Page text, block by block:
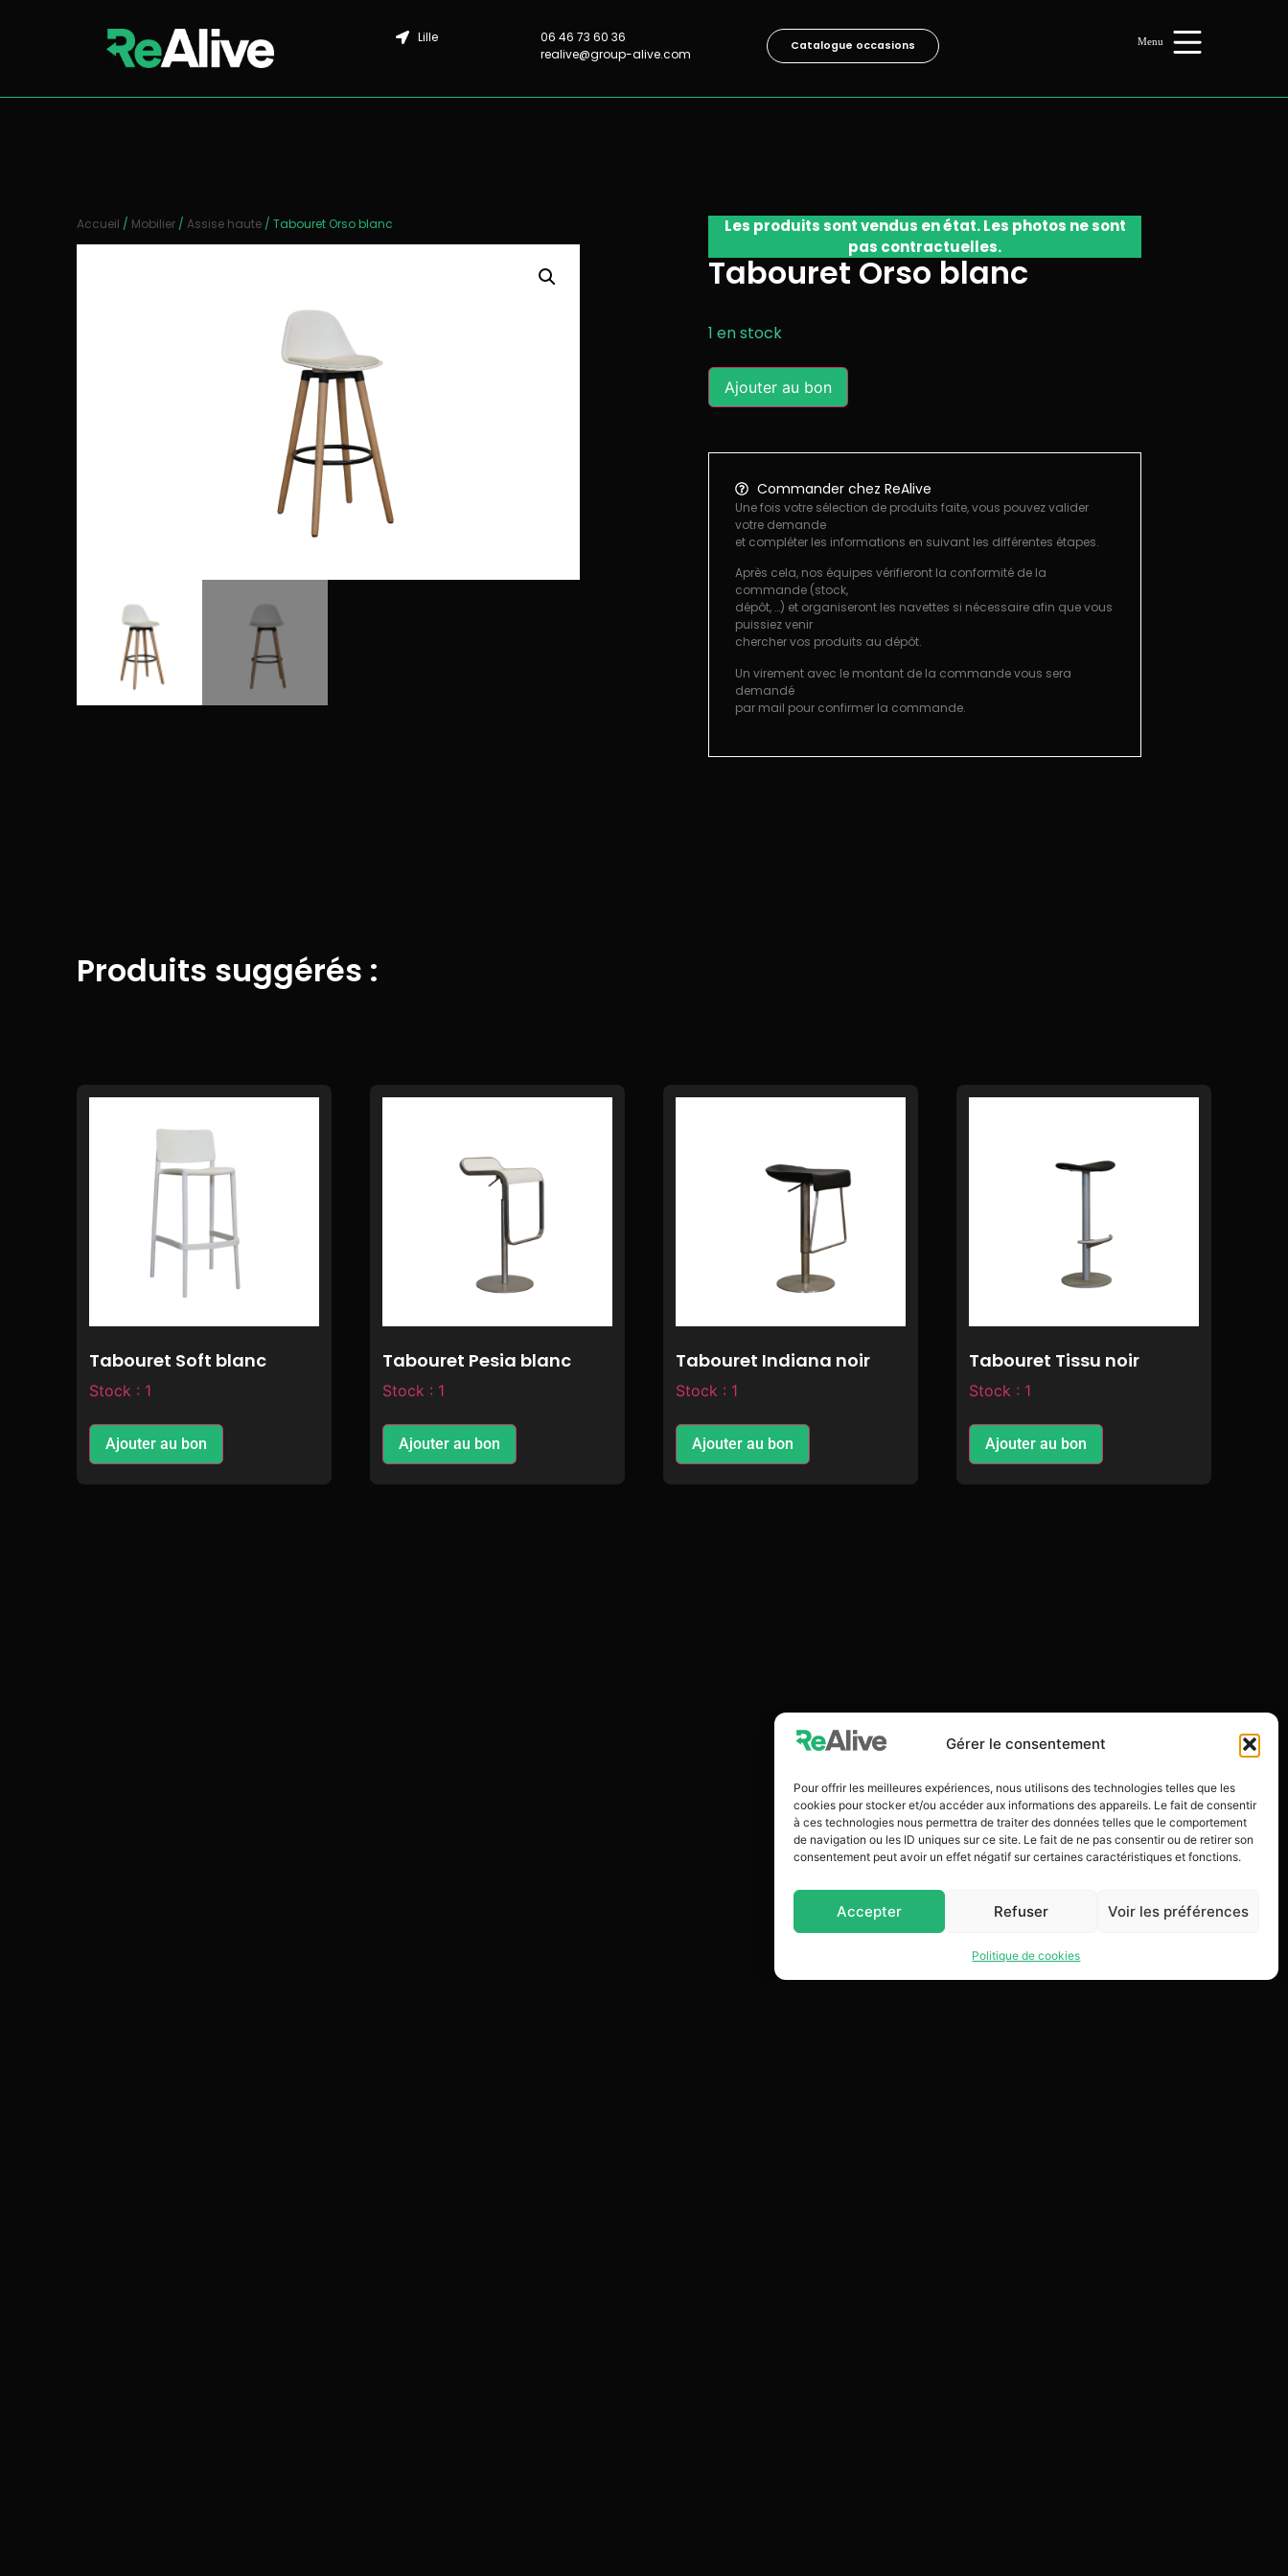
Gérer le consentement
Pour offrir les meilleures expériences, nous utilisons des technologies telles que les
cookies pour stocker et/ou accéder aux informations des appareils. Le fait de consentir
à ces technologies nous permettra de traiter des données telles que le comportement
de navigation ou les ID uniques sur ce site. Le fait de ne pas consentir ou de retirer son
consentement peut avoir un effet négatif sur certaines caractéristiques et fonctions.
Accepter Refuser Voir les préférences
Politique de cookies
Lille
06 46 73 60 36
realive@group-alive.com
Catalogue occasions
Accueil / Mobilier / Assise haute / Tabouret Orso blanc
Les produits sont vendus en état. Les photos ne sont
pas contractuelles.
Tabouret Orso blanc
1 en stock
Ajouter au bon
Commander chez ReAlive
Une fois votre sélection de produits faite, vous pouvez valider
votre demande
et compléter les informations en suivant les différentes étapes.
Après cela, nos équipes vérifieront la conformité de la
commande (stock,
dépôt, …) et organiseront les navettes si nécessaire afin que vous
puissiez venir
chercher vos produits au dépôt.
Un virement avec le montant de la commande vous sera
demandé
par mail pour confirmer la commande.
Produits suggérés :
Tabouret Soft blanc
Stock : 1
Ajouter au bon
Tabouret Pesia blanc
Stock : 1
Ajouter au bon
Tabouret Indiana noir
Stock : 1
Ajouter au bon
Tabouret Tissu noir
Stock : 1
Ajouter au bon